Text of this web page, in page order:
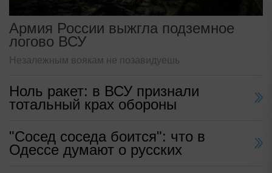
Армия России выжгла подземное
логово ВСУ
Незалежным воякам не позавидуешь
Ноль ракет: в ВСУ признали
тотальный крах обороны
"Сосед соседа боится": что в
Одессе думают о русских